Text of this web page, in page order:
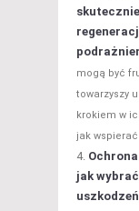
mogą być
towarzyszy
krokiem w
jak
jak